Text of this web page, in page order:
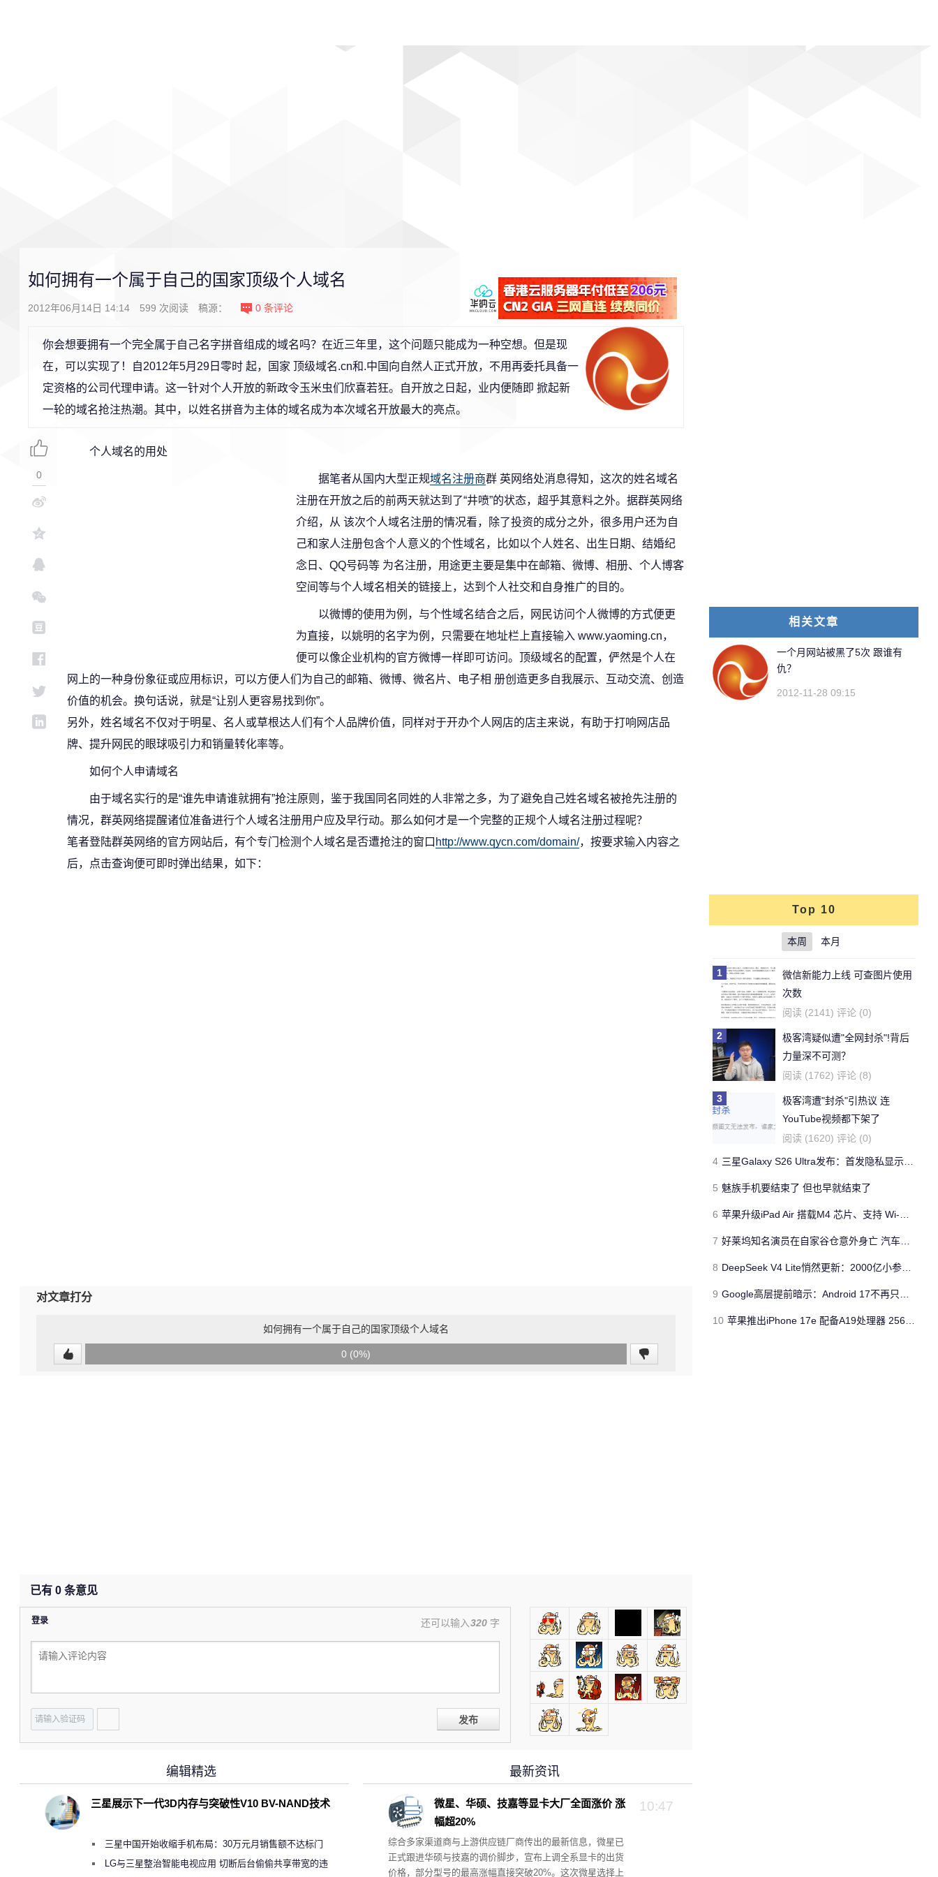
如何拥有一个属于自己的国家顶级个人域名
2012年06月14日 14:14 599 次阅读 稿源： 0 条评论
你会想要拥有一个完全属于自己名字拼音组成的域名吗？在近三年里，这个问题只能成为一种空想。但是现
在，可以实现了！自2012年5月29日零时 起，国家 顶级域名.cn和.中国向自然人正式开放，不用再委托具备一
定资格的公司代理申请。这一针对个人开放的新政令玉米虫们欣喜若狂。自开放之日起，业内便随即 掀起新
一轮的域名抢注热潮。其中，以姓名拼音为主体的域名成为本次域名开放最大的亮点。
个人域名的用处
据笔者从国内大型正规域名注册商群 英网络处消息得知，这次的姓名域名
注册在开放之后的前两天就达到了“井喷”的状态，超乎其意料之外。据群英网络
介绍，从 该次个人域名注册的情况看，除了投资的成分之外，很多用户还为自
己和家人注册包含个人意义的个性域名，比如以个人姓名、出生日期、结婚纪
念日、QQ号码等 为名注册，用途更主要是集中在邮箱、微博、相册、个人博客
空间等与个人域名相关的链接上，达到个人社交和自身推广的目的。
以微博的使用为例，与个性域名结合之后，网民访问个人微博的方式便更
为直接，以姚明的名字为例，只需要在地址栏上直接输入 www.yaoming.cn，
便可以像企业机构的官方微博一样即可访问。顶级域名的配置，俨然是个人在
网上的一种身份象征或应用标识，可以方便人们为自己的邮箱、微博、微名片、电子相 册创造更多自我展示、互动交流、创造
价值的机会。换句话说，就是“让别人更容易找到你”。
另外，姓名域名不仅对于明星、名人或草根达人们有个人品牌价值，同样对于开办个人网店的店主来说，有助于打响网店品
牌、提升网民的眼球吸引力和销量转化率等。
如何个人申请域名
由于域名实行的是“谁先申请谁就拥有”抢注原则，鉴于我国同名同姓的人非常之多，为了避免自己姓名域名被抢先注册的
情况，群英网络提醒诸位准备进行个人域名注册用户应及早行动。那么如何才是一个完整的正规个人域名注册过程呢？
笔者登陆群英网络的官方网站后，有个专门检测个人域名是否遭抢注的窗口 http://www.qycn.com/domain/，按要求输入内容之
后，点击查询便可即时弹出结果，如下：
0
对文章打分
如何拥有一个属于自己的国家顶级个人域名
0 (0%)
已有 0 条意见
登录 还可以输入320 字
发布
最新资讯
10:47
微星、华硕、技嘉等显卡大厂全面涨价 涨
幅超20%
综合多家渠道商与上游供应链厂商传出的最新信息，微星已
正式跟进华硕与技嘉的调价脚步，宣布上调全系显卡的出货
价格，部分型号的最高涨幅直接突破20%。这次微星选择上
编辑精选
三星展示下一代3D内存与突破性V10 BV-NAND技术
三星中国开始收缩手机布局：30万元月销售额不达标门
店 将被逐步清退
LG与三星整治智能电视应用 切断后台偷偷共享带宽的违
相关文章
一个月网站被黑了5次 跟谁有
仇？
2012-11-28 09:15
Top 10
本周 本月
1
微信新能力上线 可查图片使用
次数
阅读 (2141) 评论 (0)
2
极客湾疑似遭"全网封杀"!背后
力量深不可测？
阅读 (1762) 评论 (8)
3
极客湾遭"封杀"引热议 连
YouTube视频都下架了
阅读 (1620) 评论 (0)
4 三星Galaxy S26 Ultra发布：首发隐私显示屏、骁龙 8 Elite Gen 5与60W闪充
5 魅族手机要结束了 但也早就结束了
6 苹果升级iPad Air 搭载M4 芯片、支持 Wi‑Fi 7 售价不变
7 好莱坞知名演员在自家谷仓意外身亡 汽车搭电时突然自燃
8 DeepSeek V4 Lite悄然更新：2000亿小参数性能逼近美国顶流
9 Google高层提前暗示：Android 17不再只是操作系统
10 苹果推出iPhone 17e 配备A19处理器 256GB容量起步 刘海屏依旧